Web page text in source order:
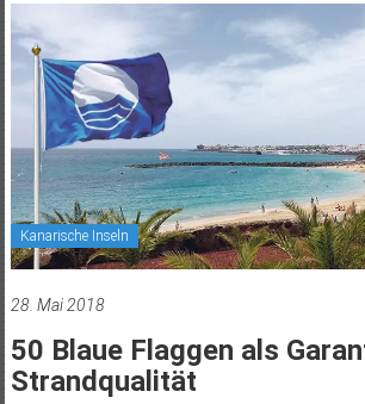
der
Kanarischen
Inseln
Kanarische Inseln
28. Mai 2018
50 Blaue Flaggen als
Strandqualität